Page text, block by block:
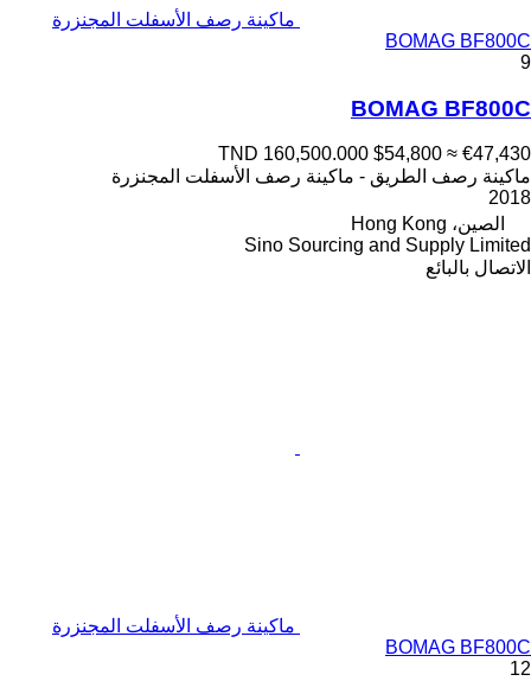
ماكينة رصف الأسفلت المجنزرة
BOMAG BF800C
9
BOMAG BF800C
TND 160,500.000 $54,800 ≈ €47,430
ماكينة رصف الطريق - ماكينة رصف الأسفلت المجنزرة
2018
الصين، Hong Kong
Sino Sourcing and Supply Limited
الاتصال بالبائع
ماكينة رصف الأسفلت المجنزرة
BOMAG BF800C
12